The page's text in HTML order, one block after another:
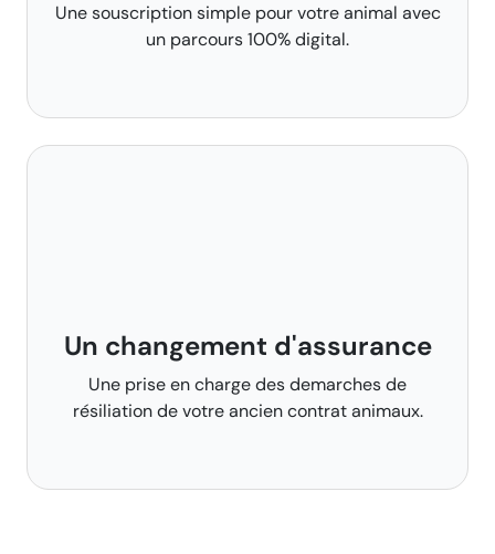
Une souscription simple pour votre animal avec
un parcours 100% digital.
Un changement d'assurance
Une prise en charge des demarches de
résiliation de votre ancien contrat animaux.